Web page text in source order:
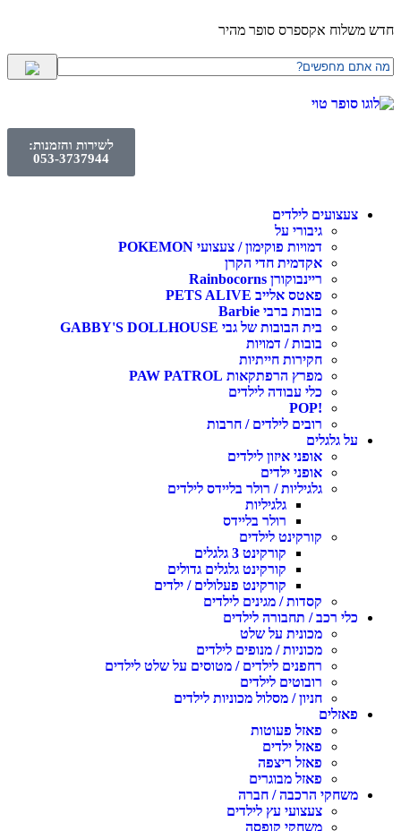
חדש משלוח אקספרס סופר מהיר
לשירות והזמנות:
053-3737944
צעצועים לילדים
גיבורי על
דמויות פוקימון / צעצועי POKEMON
אקדמית חדי הקרן
ריינבוקורן Rainbocorns
פאטס אלייב PETS ALIVE
בובות ברבי Barbie
בית הבובות של גבי GABBY'S DOLLHOUSE
בובות / דמויות
חקירות חייתיות
מפרץ הרפתקאות PAW PATROL
כלי עבודה לילדים
!POP
רובים לילדים / חרבות
על גלגלים
אופני איזון לילדים
אופני ילדים
גלגיליות / רולר בליידס לילדים
גלגיליות
רולר בליידס
קורקינט לילדים
קורקינט 3 גלגלים
קורקינט גלגלים גדולים
קורקינט פעלולים / ילדים
קסדות / מגינים לילדים
כלי רכב / תחבורה לילדים
מכונית על שלט
מכוניות / מנופים לילדים
רחפנים לילדים / מטוסים על שלט לילדים
רובוטים לילדים
חניון / מסלול מכוניות לילדים
פאזלים
פאזל פעוטות
פאזל ילדים
פאזל ריצפה
פאזל מבוגרים
משחקי הרכבה / חברה
צעצועי עץ לילדים
משחקי קופסה